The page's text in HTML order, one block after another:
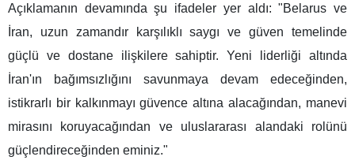
Açıklamanın devamında şu ifadeler yer aldı: "Belarus ve
İran, uzun zamandır karşılıklı saygı ve güven temelinde
güçlü ve dostane ilişkilere sahiptir. Yeni liderliği altında
İran'ın bağımsızlığını savunmaya devam edeceğinden,
istikrarlı bir kalkınmayı güvence altına alacağından, manevi
mirasını koruyacağından ve uluslararası alandaki rolünü
güçlendireceğinden eminiz."